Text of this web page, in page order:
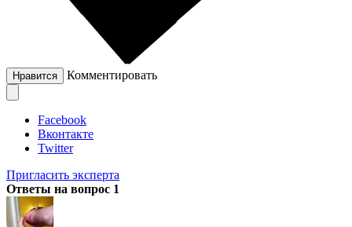
Нравится Комментировать
Facebook
Вконтакте
Twitter
Пригласить эксперта
Ответы на вопрос 1